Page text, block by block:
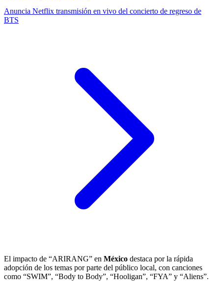
Anuncia Netflix transmisión en vivo del concierto de regreso de
BTS
El impacto de “ARIRANG” en México destaca por la rápida
adopción de los temas por parte del público local, con canciones
como “SWIM”, “Body to Body”, “Hooligan”, “FYA” y “Aliens”.